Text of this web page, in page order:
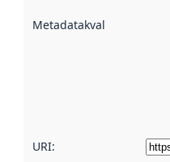
Metadatakvalitet
URI: